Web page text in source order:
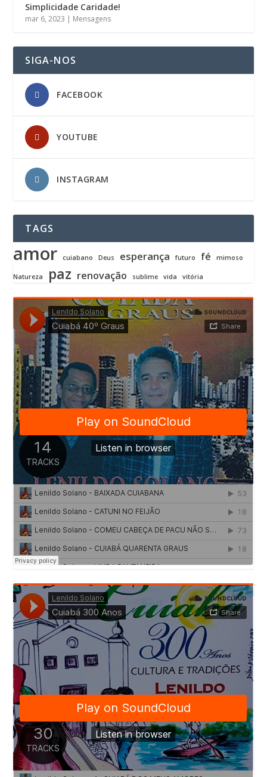
Simplicidade Caridade!
mar 6, 2023 | Mensagens
SIGA-NOS
FACEBOOK
YOUTUBE
INSTAGRAM
TAGS
amor cuiabano Deus esperança futuro fé mimoso
Natureza paz renovação sublime vida vitória